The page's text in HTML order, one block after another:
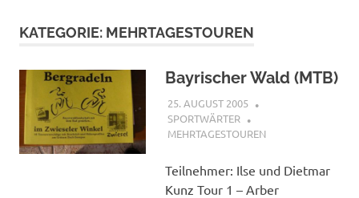
InhaltKATEGORIE: MEHRTAGESTOUREN
Bayrischer Wald (MTB)
25. AUGUST 2005
SPORTWÄRTER
MEHRTAGESTOUREN
Teilnehmer: Ilse und Dietmar
Kunz Tour 1 – Arber